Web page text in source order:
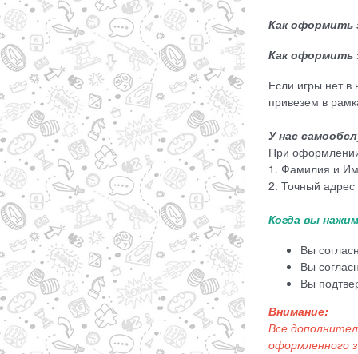
Как оформить
Как оформить
Если игры нет в
привезем в
У нас
При
1. Фамилия и
2. Точный
Когда вы
Вы
Вы
Вы
Внимание:
Все
оформленного